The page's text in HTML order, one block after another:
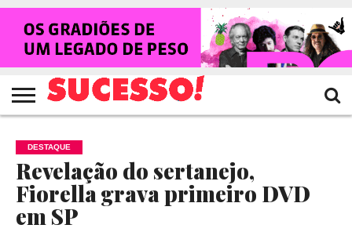
HOME
NOTÍCIAS
SHOWS
ENTREVISTAS
CLIQUES
RANKING
CROWLEY
TV
SUCESSO!
REVISTA
SUCESSO!
DESTAQUE
Revelação do sertanejo,
Fiorella grava primeiro DVD
em SP